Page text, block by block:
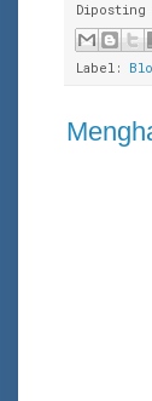
Diposting
Label: